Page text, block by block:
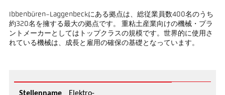
Ibbenbüren-Laggenbeckにある拠点は、総従業員数400名のうち
約320名を擁する最大の拠点です。 重粘土産業向けの機械・プラ
ントメーカーとしてはトップクラスの規模です。世界的に使用さ
れている機械は、成長と雇用の確保の基礎となっています。